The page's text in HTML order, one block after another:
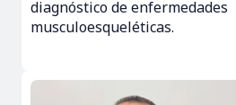
diagnóstico de enfermedades
musculoesqueléticas.